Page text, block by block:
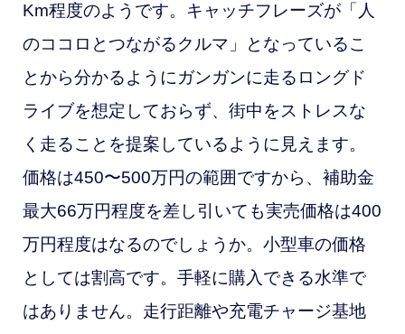
Km程度のようです。キャッチフレーズが「人
のココロとつながるクルマ」となっているこ
とから分かるようにガンガンに走るロングド
ライブを想定しておらず、街中をストレスな
く走ることを提案しているように見えます。
価格は450〜500万円の範囲ですから、補助金
最大66万円程度を差し引いても実売価格は400
万円程度はなるのでしょうか。小型車の価格
としては割高です。手軽に購入できる水準で
はありません。走行距離や充電チャージ基地